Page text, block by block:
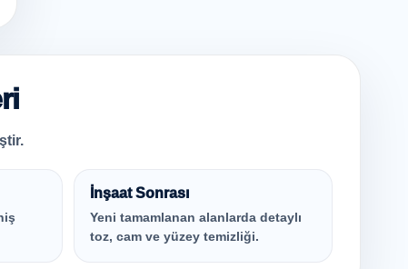
İnşaat Sonrası
Yeni tamamlanan alanlarda detaylı
toz, cam ve yüzey temizliği.